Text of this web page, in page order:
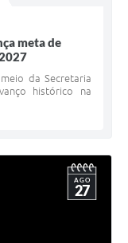
meta de
da Secretaria
histórico na
AGO
27